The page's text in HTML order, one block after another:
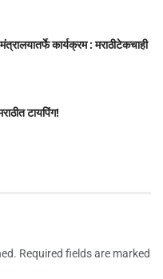
कार्यक्रम : मराठीटेकचाही
टायपिंग!
Required fields are marked